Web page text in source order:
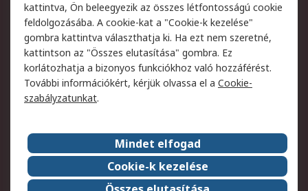
Adatvédelmi
szabályzat
Az RS értékesítési
feltételei
Cookie szabályzat
Email biztonság
Webhelyre vonatkozó
feltételek
Weboldal felhasználói
szabályzata
Képviseletek
Rólunk
Vállalatcsoport
Karrier
Díjak és elismerések
kattintva, Ön beleegyezik az összes létfontosságú cookie
feldolgozásába. A cookie-kat a "Cookie-k kezelése"
gombra kattintva választhatja ki. Ha ezt nem szeretné,
kattintson az "Összes elutasítása" gombra. Ez
korlátozhatja a bizonyos funkciókhoz való hozzáférést.
További információkért, kérjük olvassa el a Cookie-
szabályzatunkat.
Mindet elfogad
Cookie-k kezelése